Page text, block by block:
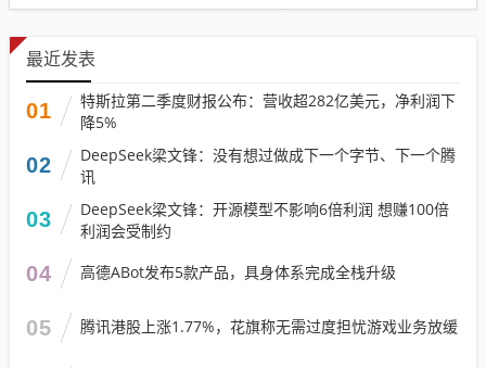
最近发表
01
特斯拉第二季度财报公布：营收超282亿美元，净利润下
降5%
02
DeepSeek梁文锋：没有想过做成下一个字节、下一个腾
讯
03
DeepSeek梁文锋：开源模型不影响6倍利润 想赚100倍
利润会受制约
04 高德ABot发布5款产品，具身体系完成全栈升级
05 腾讯港股上涨1.77%，花旗称无需过度担忧游戏业务放缓